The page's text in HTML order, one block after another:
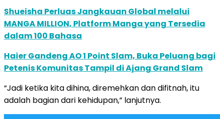
Shueisha Perluas Jangkauan Global melalui
MANGA MILLION, Platform Manga yang Tersedia
dalam 100 Bahasa
Haier Gandeng AO 1 Point Slam, Buka Peluang bagi
Petenis Komunitas Tampil di Ajang Grand Slam
“Jadi ketika kita dihina, diremehkan dan difitnah, itu
adalah bagian dari kehidupan,” lanjutnya.